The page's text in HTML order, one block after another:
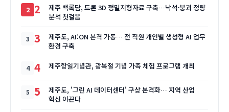
2
제주 백록담, 드론 3D 정밀지형자료 구축…낙석·붕괴 정량
분석 첫걸음
3
제주도, AI:ON 본격 가동… 전 직원 개인별 생성형 AI 업무
환경 구축
4 제주항일기념관, 광복절 기념 가족 체험 프로그램 개최
5
제주도, '그린 AI 데이터센터' 구상 본격화… 지역 산업
혁신 이끈다